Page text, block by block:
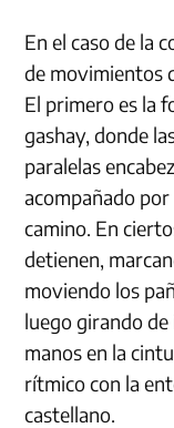
En el caso de la
de movimientos
El primero es la
gashay, donde
paralelas
acompañado
camino. En
detienen,
moviendo los
luego girando
manos en la
rítmico con la
castellano.